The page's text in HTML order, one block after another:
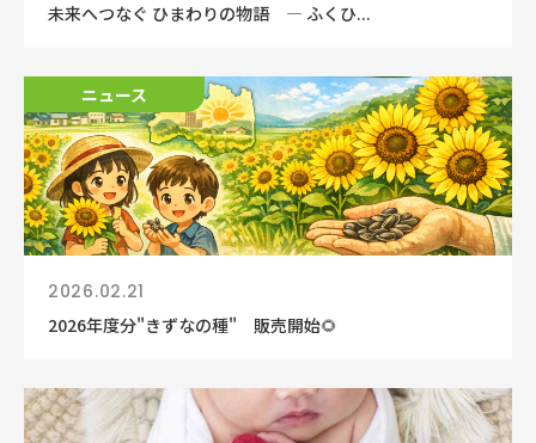
未来へつなぐ ひまわりの物語 ― ふくひ...
ニュース
2026.02.21
2026年度分"きずなの種" 販売開始🌻